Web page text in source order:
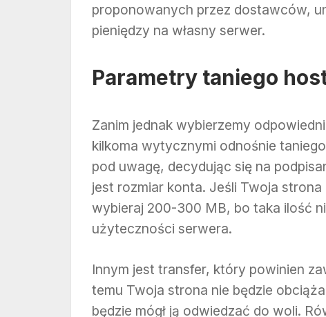
proponowanych przez dostawców,
pieniędzy na własny serwer.
Parametry taniego
Zanim jednak wybierzemy
kilkoma wytycznymi odnośnie
pod uwagę, decydując się na
jest rozmiar konta. Jeśli Twoja
wybieraj 200-300 MB, bo taka ilość
użyteczności serwera.
Innym jest transfer, który powinien
temu Twoja strona nie będzie
będzie mógł ją odwiedzać do woli.